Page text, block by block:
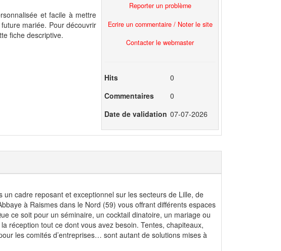
et facile à mettre
mariée. Pour découvrir
fiche descriptive.
Reporter un problème
Ecrire un commentaire / Noter le site
Contacter le webmaster
Hits
0
Commentaires
0
Date de validation 07-07-2026
cadre reposant et exceptionnel sur les secteurs de Lille, de
à Raismes dans le Nord (59) vous offrant différents espaces
ce soit pour un séminaire, un cocktail dinatoire, un mariage ou
réception tout ce dont vous avez besoin. Tentes, chapiteaux,
les comités d’entreprises… sont autant de solutions mises à